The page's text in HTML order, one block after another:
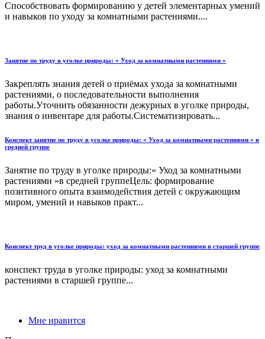
Способствовать формированию у детей элементарных умений
и навыков по уходу за комнатными растениями....
Занятие по труду в уголке природы: « Уход за комнатными растениями »
Закреплять знания детей о приёмах ухода за комнатными
растениями, о последовательности выполнения
работы.Уточнить обязанности дежурных в уголке природы,
знания о инвентаре для работы.Систематизировать...
Конспект занятие по труду в уголке природы: « Уход за комнатными растениями » в
средней группе
Занятие по труду в уголке природы:« Уход за комнатными
растениями »в средней группеЦель: формирование
позитивного опыта взаимодействия детей с окружающим
миром, умений и навыков практ...
Конспект труд в уголке природы: уход за комнатными растениями в старшей группе
конспект труда в уголке природы: уход за комнатными
растениями в старшей группе...
Мне нравится